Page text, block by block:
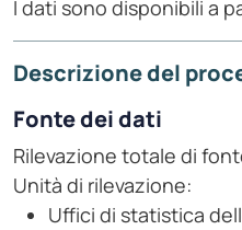
I dati sono disponibili a
Descrizione del
Fonte dei dati
Rilevazione totale di
Unità di rilevazione:
Uffici di statistica